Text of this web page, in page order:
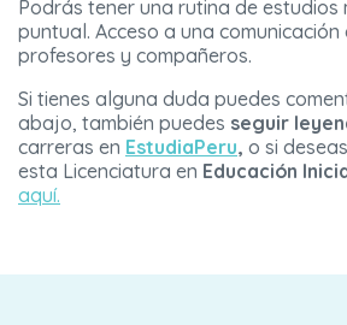
Podrás tener una rutina de estudios
puntual. Acceso a una
profesores y compañeros.
Si tienes alguna duda puedes
abajo, también puedes seguir
carreras en EstudiaPeru, o si
esta Licenciatura en Educación
aquí.